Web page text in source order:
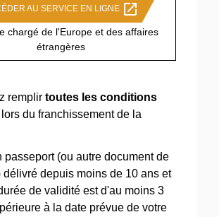
AU SERVICE EN LIGNE open_in_new
chargé de l'Europe et des affaires
étrangères
remplirtoutes les conditions
lors du franchissement de la
passeport (ou autre document de
délivré depuis moins de 10 ans et
de validité est d'au moins 3
à la date prévue de votre